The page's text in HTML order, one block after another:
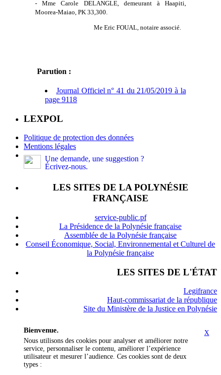
- Mme Carole DELANGLE, demeurant à Haapiti,
Moorea-Maiao, PK 33,300.
Me Eric FOUAL, notaire associé.
Parution :
Journal Officiel n° 41 du 21/05/2019 à la
page 9118
LEXPOL
Politique de protection des données
Mentions légales
Une demande, une suggestion ?
Écrivez-nous.
LES SITES DE LA POLYNÉSIE
FRANÇAISE
service-public.pf
La Présidence de la Polynésie française
Assemblée de la Polynésie française
Conseil Économique, Social, Environnemental et Culturel de
la Polynésie française
LES SITES DE L'ÉTAT
Legifrance
Haut-commissariat de la république
Site du Ministère de la Justice en Polynésie
X
Bienvenue.
Nous utilisons des cookies pour analyser et améliorer notre
service, personnaliser le contenu, améliorer l’expérience
utilisateur et mesurer l’audience. Ces cookies sont de deux
types :